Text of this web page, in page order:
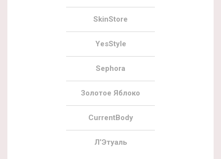
SkinStore
YesStyle
Sephora
Золотое Яблоко
CurrentBody
Л’Этуаль